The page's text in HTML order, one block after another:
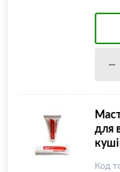
для
Код